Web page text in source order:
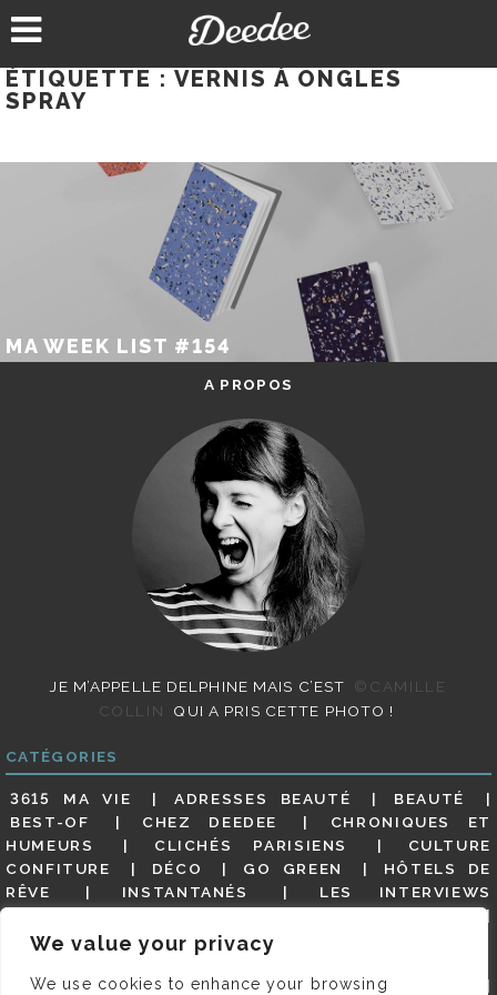
We value your privacy
We use cookies to enhance your browsing
au
ÉTIQUETTE : VERNIS À ONGLES
SPRAY
MA WEEK LIST #154
A PROPOS
JE M’APPELLE DELPHINE MAIS C’EST
©CAMILLE
COLLIN
QUI A PRIS CETTE PHOTO !
CATÉGORIES
3615 MA VIE ADRESSES BEAUTÉ
BEAUTÉ
BEST-OF
CHEZ DEEDEE
CHRONIQUES ET
HUMEURS
CLICHÉS PARISIENS
CULTURE
CONFITURE
DÉCO GO GREEN
HÔTELS DE
RÊVE
INSTANTANÉS
LES INTERVIEWS
MES ADRESSES
MODE NON CLASSÉ
GUIDE
PARIS EN PHOTOS RESTAURANTS